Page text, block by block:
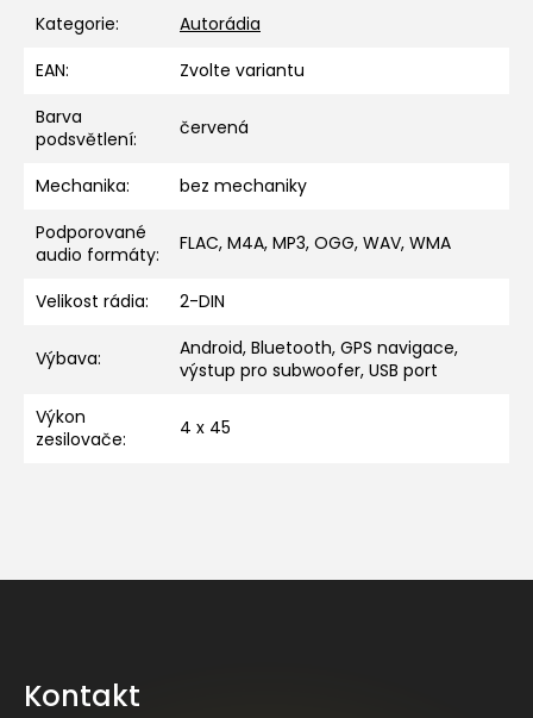
Kategorie:
Autorádia
EAN:
Zvolte variantu
Barva
podsvětlení: červená
Mechanika:
bez mechaniky
Podporované
audio formáty: FLAC, M4A, MP3, OGG, WAV, WMA
Velikost rádia: 2-DIN
Výbava:
Android, Bluetooth, GPS navigace,
výstup pro subwoofer, USB port
Výkon
zesilovače: 4 x 45
Kontakt